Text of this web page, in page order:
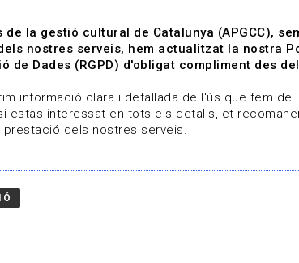
Línies de treball Projectes Serveis
la gestió cultural de Catalunya (APGCC),
nostres serveis, hem actualitzat la nostra
de Dades (RGPD) d'obligat compliment des
informació clara i detallada de l'ús que fem
estàs interessat en tots els detalls, et
dels nostres serveis.